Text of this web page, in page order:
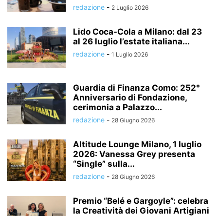
redazione - 2 Luglio 2026
Lido Coca-Cola a Milano: dal 23
al 26 luglio l’estate italiana...
redazione - 1 Luglio 2026
Guardia di Finanza Como: 252°
Anniversario di Fondazione,
cerimonia a Palazzo...
redazione - 28 Giugno 2026
Altitude Lounge Milano, 1 luglio
2026: Vanessa Grey presenta
“Single” sulla...
redazione - 28 Giugno 2026
Premio “Belé e Gargoyle”: celebra
la Creatività dei Giovani Artigiani